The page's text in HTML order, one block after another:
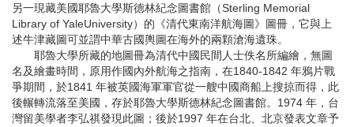
另一現藏美國耶魯大學斯德林紀念圖書館（Sterling Memorial
Library of YaleUniversity）的《清代東南洋航海圖》圖冊，它與上
述牛津藏圖可並謂中華古國輿圖在海外的兩顆滄海遺珠。
耶魯大學所藏的地圖冊為清代中國民間人士佚名所編繪，無圖
名及繪畫時間，原用作國內外航海之指南，在1840-1842 年鴉片戰
爭期間，於1841 年被英國海軍軍官從一艘中國商船上搜掠而得，此
後輾轉流落至美國，存於耶魯大學斯德林紀念圖書館。1974 年，台
灣留美學者李弘祺發現此圖；後於1997 年在台北、北京發表文章予